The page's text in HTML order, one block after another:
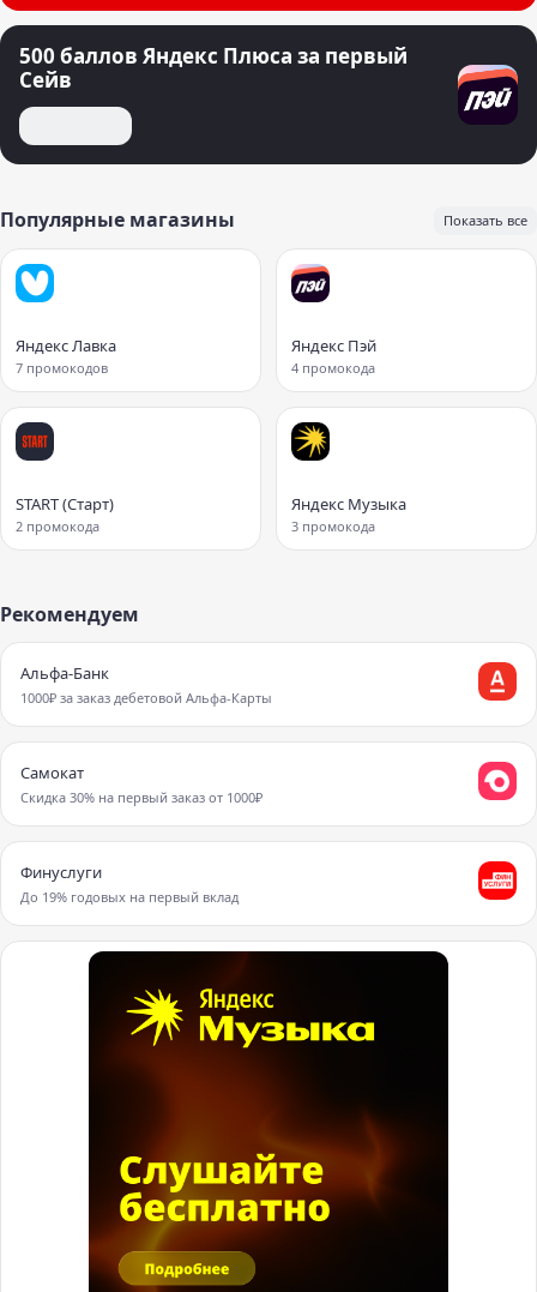
500 баллов Яндекс Плюса за первый
Сейв
Открыть сейв
Популярные магазины Показать все
Яндекс Лавка
7 промокодов
Яндекс Пэй
4 промокода
START (Старт)
2 промокода
Яндекс Музыка
3 промокода
Рекомендуем
Альфа-Банк
1000₽ за заказ дебетовой Альфа-Карты
Самокат
Скидка 30% на первый заказ от 1000₽
Финуслуги
До 19% годовых на первый вклад